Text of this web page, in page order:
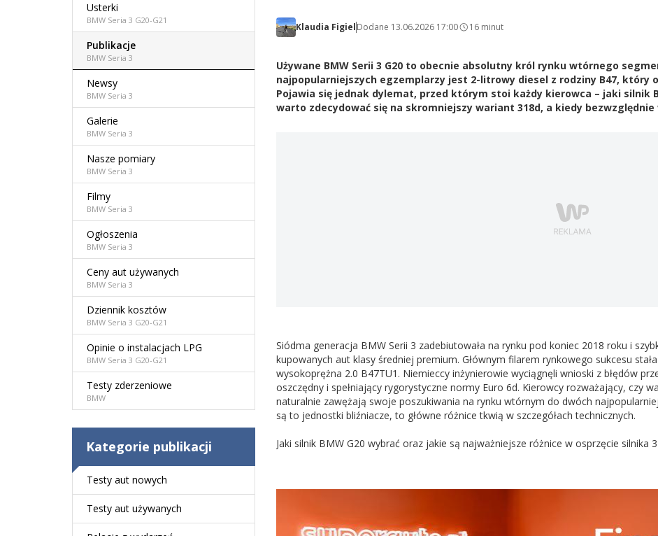
Klaudia FigielDodane 13.06.2026 17:00 16 minut
Używane BMW Serii 3 G20 to obecnie absolutny król rynku wtórnego
najpopularniejszych egzemplarzy jest 2-litrowy diesel z rodziny B47, który
Pojawia się jednak dylemat, przed którym stoi każdy kierowca – jaki silnik
warto zdecydować się na skromniejszy wariant 318d, a kiedy bezwzględnie
Siódma generacja BMW Serii 3 zadebiutowała na rynku pod koniec 2018 roku i
kupowanych aut klasy średniej premium. Głównym filarem rynkowego sukcesu
wysokoprężna 2.0 B47TU1. Niemieccy inżynierowie wyciągnęli wnioski z błędów
oszczędny i spełniający rygorystyczne normy Euro 6d. Kierowcy rozważający, czy
naturalnie zawężają swoje poszukiwania na rynku wtórnym do dwóch
są to jednostki bliźniacze, to główne różnice tkwią w szczegółach technicznych.
Jaki silnik BMW G20 wybrać oraz jakie są najważniejsze różnice w osprzęcie silnika
Usterki
BMW Seria 3 G20-G21
Publikacje
BMW Seria 3
Newsy
BMW Seria 3
Galerie
BMW Seria 3
Nasze pomiary
BMW Seria 3
Filmy
BMW Seria 3
Ogłoszenia
BMW Seria 3
Ceny aut używanych
BMW Seria 3
Dziennik kosztów
BMW Seria 3 G20-G21
Opinie o instalacjach LPG
BMW Seria 3 G20-G21
Testy zderzeniowe
BMW
Kategorie publikacji
Testy aut nowych
Testy aut używanych